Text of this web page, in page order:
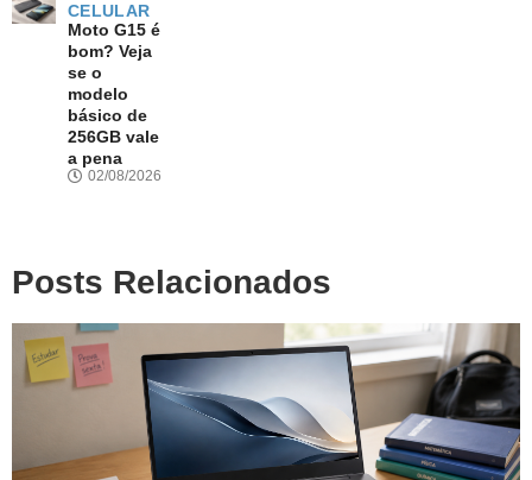
CELULAR
Moto G15 é
bom? Veja
se o
modelo
básico de
256GB vale
a pena
02/08/2026
Posts Relacionados